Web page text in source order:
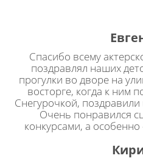
Спасибо всему
поздравлял наших
прогулки во дворе на
восторге, когда к ним
Снегурочкой,
Очень понравился
конкурсами, а